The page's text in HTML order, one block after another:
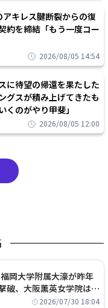
キレス腱断裂からの復
約を締結「もう一度コー
2026/08/05 14:54
に待望の帰還を果たした
グスが積み上げてきたも
くのがやり甲斐」
2026/08/05 12:00
岡大学附属大濠が昨年
破、大阪薫英女学院は岐
目試合結果2026/07/30 18:04